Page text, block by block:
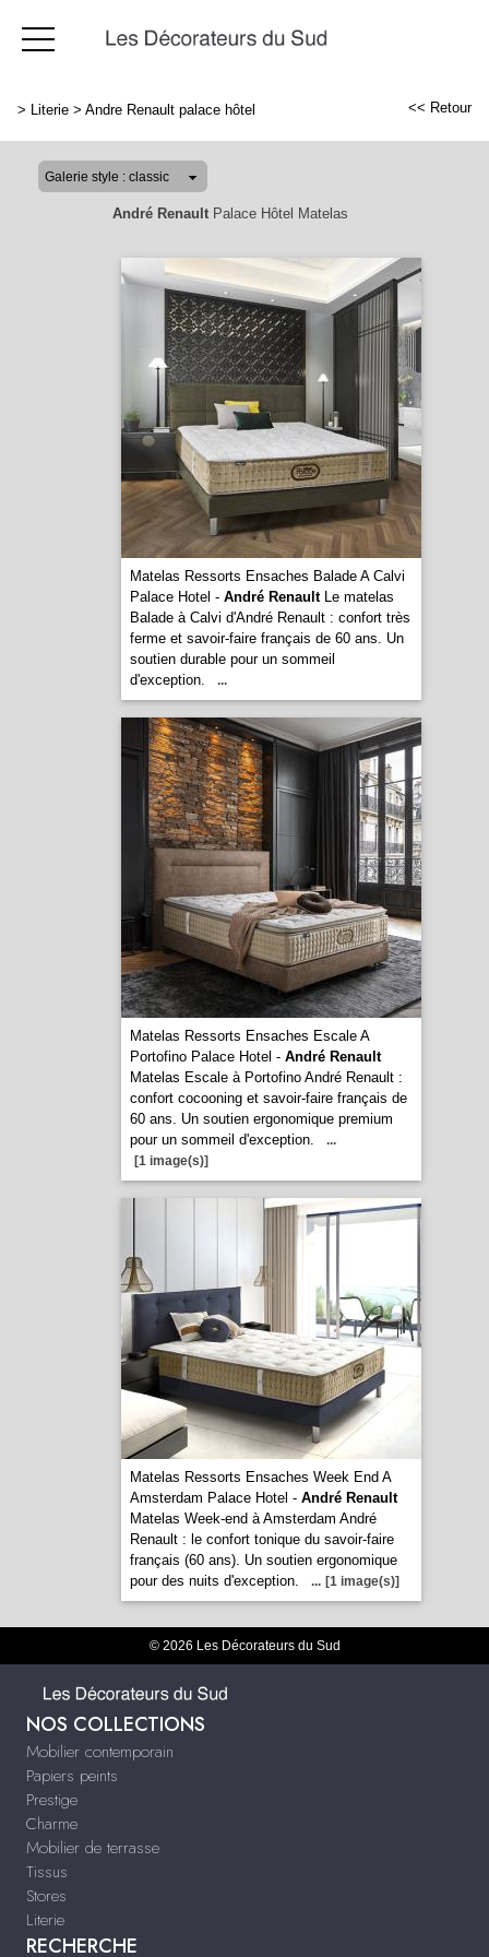
> Literie > Andre Renault palace hôtel << Retour
André RenaultPalace Hôtel Matelas
Matelas Ressorts Ensaches Balade A Calvi
Palace Hotel - André RenaultLe matelas
Balade à Calvi d'André Renault : confort très
ferme et savoir-faire français de 60 ans. Un
soutien durable pour un sommeil
d'exception.
...
Matelas Ressorts Ensaches Escale A
Portofino Palace Hotel - André Renault
Matelas Escale à Portofino André Renault :
confort cocooning et savoir-faire français de
60 ans. Un soutien ergonomique premium
pour un sommeil d'exception.
...
[1 image(s)]
Matelas Ressorts Ensaches Week End A
Amsterdam Palace Hotel - André Renault
Matelas Week-end à Amsterdam André
Renault : le confort tonique du savoir-faire
français (60 ans). Un soutien ergonomique
pour des nuits d'exception.
... [1 image(s)]
© 2026 Les Décorateurs du Sud
NOS COLLECTIONS
Mobilier contemporain
Papiers peints
Prestige
Charme
Mobilier de terrasse
Tissus
Stores
Literie
RECHERCHE